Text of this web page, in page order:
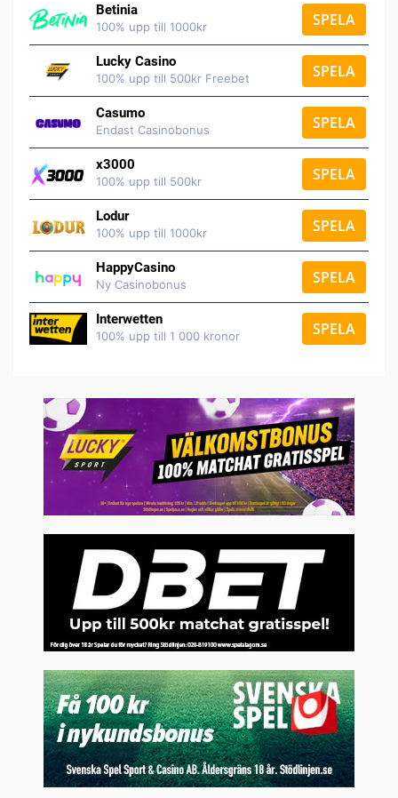
Betinia
100% upp till 1000kr SPELA
Lucky Casino
100% upp till 500kr Freebet SPELA
Casumo
Endast Casinobonus SPELA
x3000
100% upp till 500kr SPELA
Lodur
100% upp till 1000kr SPELA
HappyCasino
Ny Casinobonus SPELA
Interwetten
100% upp till 1 000 kronor SPELA